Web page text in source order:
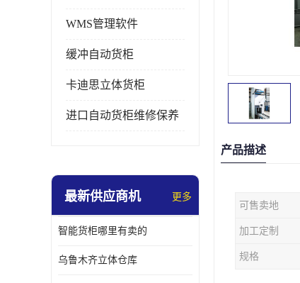
WMS管理软件
缓冲自动货柜
卡迪思立体货柜
进口自动货柜维修保养
最新供应商机 更多
智能货柜哪里有卖的
乌鲁木齐立体仓库
产品描述
可售卖地
加工定制
规格